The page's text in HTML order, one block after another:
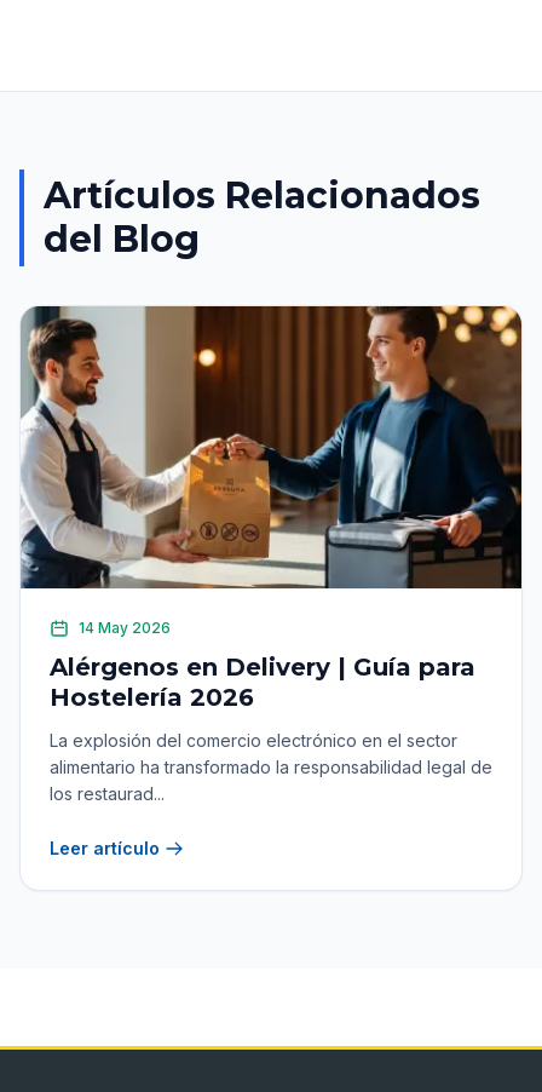
Artículos Relacionados
del Blog
14 May 2026
Alérgenos en Delivery | Guía para
Hostelería 2026
La explosión del comercio electrónico en el sector
alimentario ha transformado la responsabilidad legal de
los restaurad...
Leer artículo